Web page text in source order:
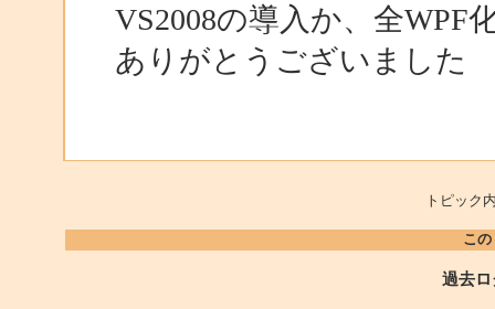
VS2008の導入か、全WPF
ありがとうございました
トピッ
こ
過去